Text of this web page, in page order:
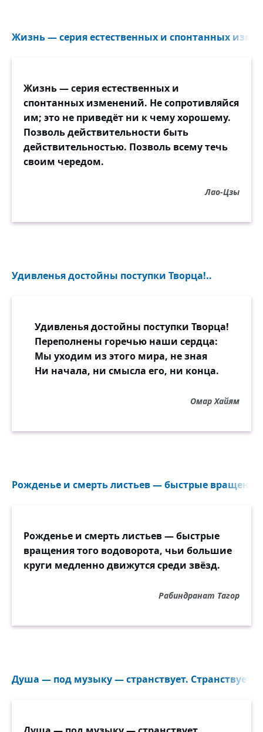
Жизнь ― серия естественных и спонтанных
Жизнь ― серия естественных и
спонтанных изменений. Не сопротивляйся
им; это не приведёт ни к чему хорошему.
Позволь действительности быть
действительностью. Позволь всему течь
своим чередом.
Лао-Цзы
Удивленья достойны поступки Творца!..
Удивленья достойны поступки Творца!
Переполнены горечью наши сердца:
Мы уходим из этого мира, не зная
Ни начала, ни смысла его, ни конца.
Омар Хайям
Рожденье и смерть листьев — быстрые вращения
Рожденье и смерть листьев — быстрые
вращения того водоворота, чьи большие
круги медленно движутся среди звёзд.
Рабиндранат Тагор
Душа — под музыку — странствует. Странствует